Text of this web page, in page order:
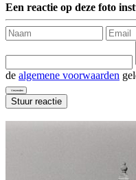
Een reactie op deze foto
de algemene voorwaarden